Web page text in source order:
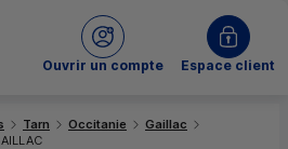
sur le site
Ouvrir un compte
du Crédit MutuelEspace client
Tarn Occitanie
Gaillac